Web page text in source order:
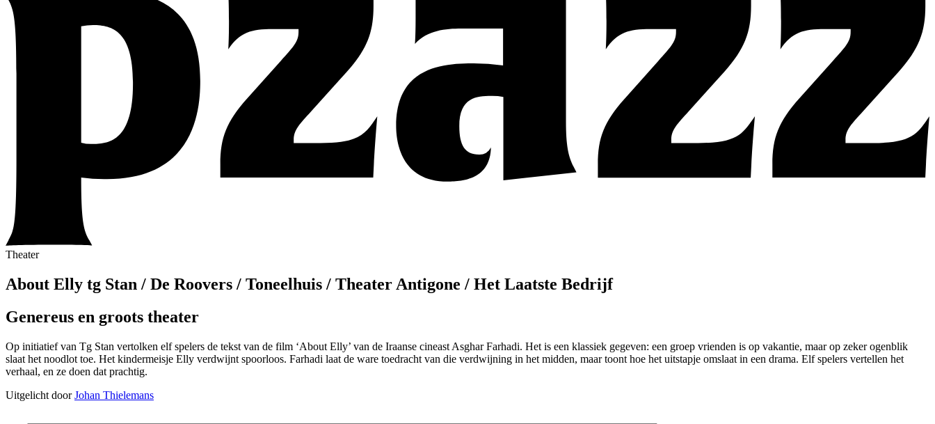
Theater
About Elly tg Stan / De Roovers / Toneelhuis / Theater Antigone / Het Laatste Bedrijf
Genereus en groots theater
Op initiatief van Tg Stan vertolken elf spelers de tekst van de film ‘About Elly’ van de Iraanse cineast Asghar Farhadi. Het is een klassiek gegeven: een groep vrienden is op vakantie, maar op zeker ogenblik
slaat het noodlot toe. Het kindermeisje Elly verdwijnt spoorloos. Farhadi laat de ware toedracht van die verdwijning in het midden, maar toont hoe het uitstapje omslaat in een drama. Elf spelers vertellen het
verhaal, en ze doen dat prachtig.
Uitgelicht doorJohan Thielemans